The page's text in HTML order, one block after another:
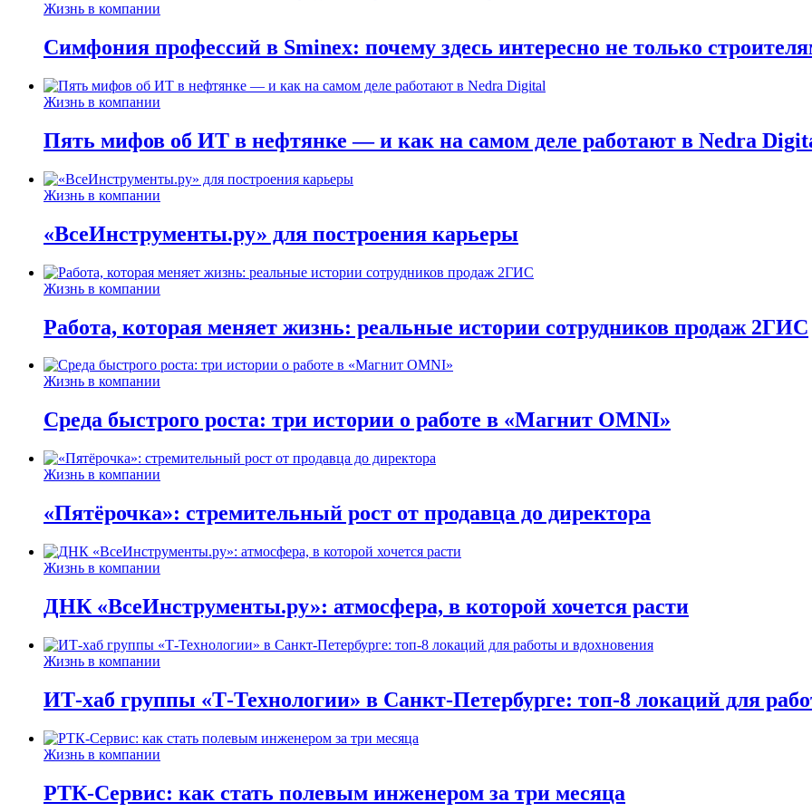
Жизнь в компании
Симфония профессий в Sminex: почему здесь интересно не только
Жизнь в компании
Пять мифов об ИТ в нефтянке — и как на самом деле работают в Nedra
Жизнь в компании
«ВсеИнструменты.ру» для построения карьеры
Жизнь в компании
Работа, которая меняет жизнь: реальные истории сотрудников продаж 2ГИС
Жизнь в компании
Среда быстрого роста: три истории о работе в «Магнит OMNI»
Жизнь в компании
«Пятёрочка»: стремительный рост от продавца до директора
Жизнь в компании
ДНК «ВсеИнструменты.ру»: атмосфера, в которой хочется расти
Жизнь в компании
ИТ-хаб группы «Т-Технологии» в Санкт-Петербурге: топ-8 локаций для
Жизнь в компании
РТК-Сервис: как стать полевым инженером за три месяца